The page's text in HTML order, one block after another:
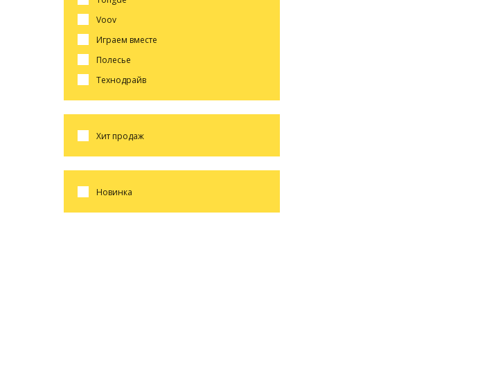
voov
играем вместе
полесье
технодрайв
хит продаж
новинка